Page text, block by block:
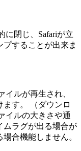
に閉じ、Safariが立
することが出来ま
イルが再生され、
す。 （ダウンロ
イルの大きさや通
ムラグが出る場合が
合機能しません。